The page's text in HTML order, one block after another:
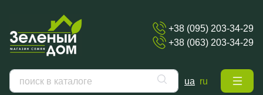
+38 (095) 203-34-29
+38 (063) 203-34-29
ua ru